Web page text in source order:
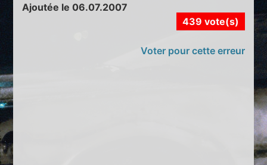
Ajoutée le 06.07.2007
439 vote(s)
Voter pour cette erreur